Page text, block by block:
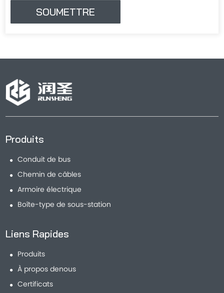
Produits
Conduit de bus
Chemin de câbles
Armoire électrique
Boîte-type de sous-station
Liens Rapides
Produits
À propos denous
Certificats